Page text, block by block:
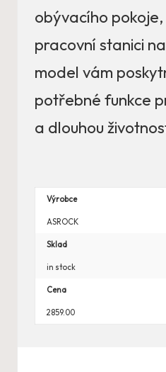
obývacího
pracovní stanici
model vám
potřebné funkce
a dlouhou
Výrobce
ASROCK
Sklad
in stock
Cena
2859.00